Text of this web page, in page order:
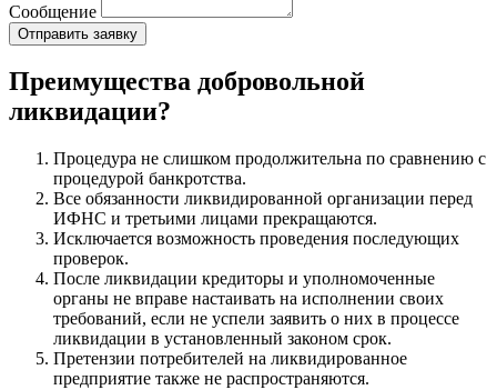
Сообщение
Преимущества добровольной
ликвидации?
Процедура не слишком продолжительна по сравнению с
процедурой банкротства.
Все обязанности ликвидированной организации перед
ИФНС и третьими лицами прекращаются.
Исключается возможность проведения последующих
проверок.
После ликвидации кредиторы и уполномоченные
органы не вправе настаивать на исполнении своих
требований, если не успели заявить о них в процессе
ликвидации в установленный законом срок.
Претензии потребителей на ликвидированное
предприятие также не распространяются.